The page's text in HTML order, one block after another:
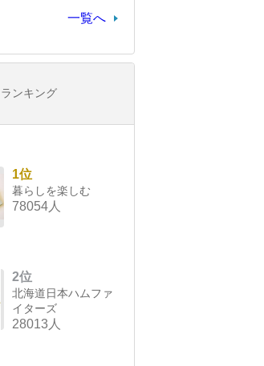
一覧へ
ンキング
1位
暮らしを楽しむ
78054人
2位
北海道日本ハムファ
イターズ
28013人